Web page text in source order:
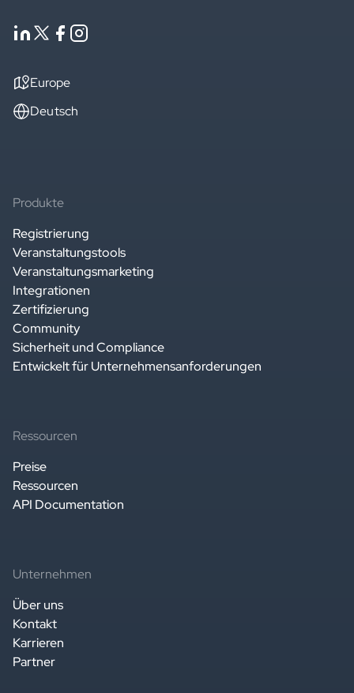
Europe
Deutsch
Produkte
Registrierung
Veranstaltungstools
Veranstaltungsmarketing
Integrationen
Zertifizierung
Community
Sicherheit und Compliance
Entwickelt für Unternehmensanforderungen
Ressourcen
Preise
Ressourcen
API Documentation
Unternehmen
Über uns
Kontakt
Karrieren
Partner